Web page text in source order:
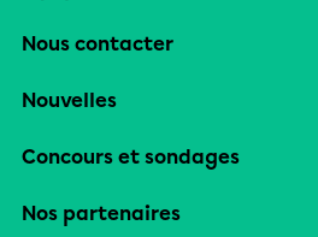
Nous contacter
Nouvelles
Concours et sondages
Nos partenaires